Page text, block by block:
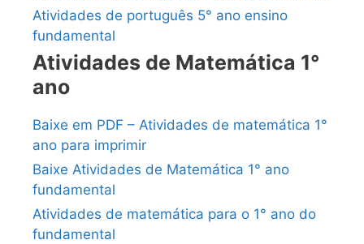
Atividades de português 5° ano ensino
fundamental
Atividades de Matemática 1°
ano
Baixe em PDF – Atividades de matemática 1°
ano para imprimir
Baixe Atividades de Matemática 1° ano
fundamental
Atividades de matemática para o 1° ano do
fundamental